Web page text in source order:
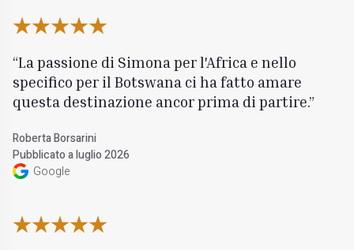
La passione di Simona per l'Africa e nello
specifico per il Botswana ci ha fatto amare
questa destinazione ancor prima di partire.
Roberta Borsarini
Pubblicato a luglio 2026
Google